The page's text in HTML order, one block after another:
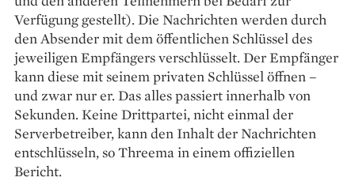
Verfügung gestellt). Die Nachrichten werden durch
den Absender mit dem öffentlichen Schlüssel des
jeweiligen Empfängers verschlüsselt. Der Empfänger
kann diese mit seinem privaten Schlüssel öffnen –
und zwar nur er. Das alles passiert innerhalb von
Sekunden. Keine Drittpartei, nicht einmal der
Serverbetreiber, kann den Inhalt der Nachrichten
entschlüsseln, so Threema in einem offiziellen
Bericht.